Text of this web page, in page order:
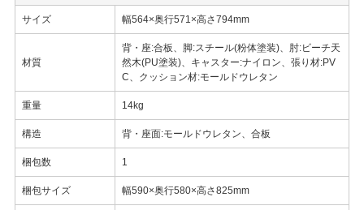
サイズ 幅564×奥行571×高さ794mm
材質
背・座:合板、脚:スチール(粉体塗装)、肘:ビーチ天
然木(PU塗装)、キャスター:ナイロン、張り材:PV
C、クッション材:モールドウレタン
重量 14kg
構造 背・座面:モールドウレタン、合板
梱包数 1
梱包サイズ 幅590×奥行580×高さ825mm